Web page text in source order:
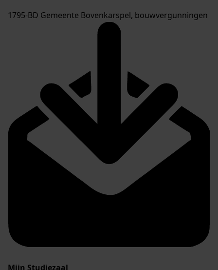
1795-BD Gemeente Bovenkarspel, bouwvergunningen
Mijn Studiezaal